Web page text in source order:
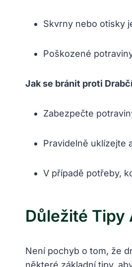
Skvrny nebo otisky
Poškozené
Jak se bránit proti
Zabezpečte
Pravidelně uklízejte
V případě potřeby,
Důležité Tipy
Není pochyb o tom, že
některé základní tipy,